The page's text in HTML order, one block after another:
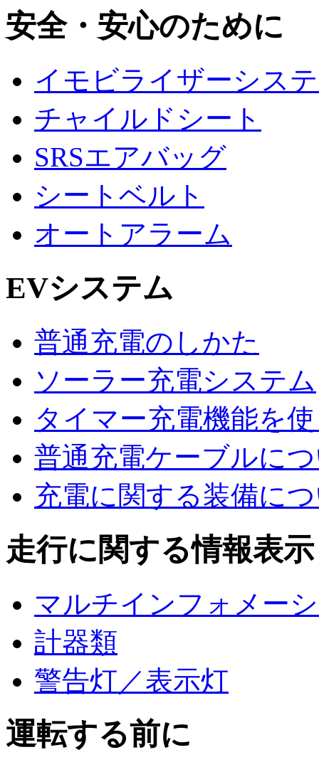
安全・安心のために
イモビライザーシス
チャイルドシート
SRSエアバッグ
シートベルト
オートアラーム
EVシステム
普通充電のしかた
ソーラー充電システム
タイマー充電機能を
普通充電ケーブルに
充電に関する装備に
走行に関する情報表示
マルチインフォメー
計器類
警告灯／表示灯
運転する前に